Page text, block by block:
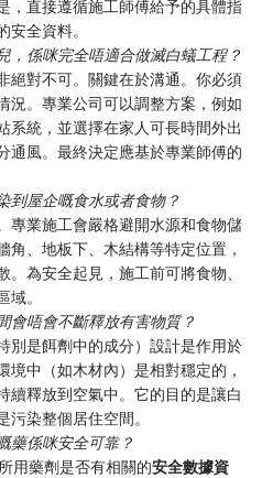
，直接遵循施工師傅給予的具體指
全資料。
，係咪完全唔適合做滅白蟻工程？
絕對不可。關鍵在於溝通。你必須
況。專業公司可以調整方案，例如
系統，並選擇在家人可長時間外出
通風。最終決定應基於專業師傅的
到屋企嘅食水或者食物？
專業施工會嚴格避開水源和食物儲
角、地板下、木結構等特定位置，
為安全起見，施工前可將食物、
。
會唔會不斷釋放有害物質？
別是餌劑中的成分）設計是作用於
境中（如木材內）是相對穩定的，
續釋放到空氣中。它的目的是讓白
染整個居住空間。
藥係咪安全可靠？
用藥劑是否有相關的安全數據資